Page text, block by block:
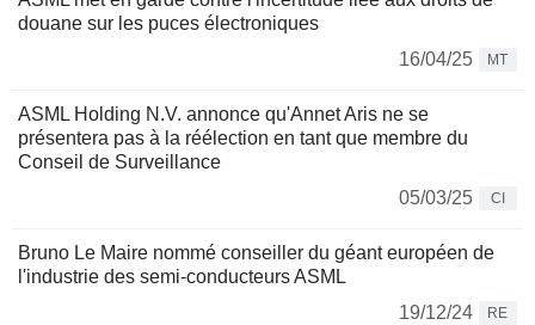
douane sur les puces électroniques
16/04/25
MT
ASML Holding N.V. annonce qu'Annet Aris ne se
présentera pas à la réélection en tant que membre du
Conseil de Surveillance
05/03/25
CI
Bruno Le Maire nommé conseiller du géant européen de
l'industrie des semi-conducteurs ASML
19/12/24
RE